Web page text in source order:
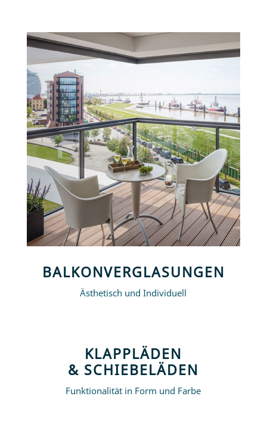
BAL­KON­VER­GLA­SUN­GEN
Äs­the­tisch und Individuell
KLAPP­LÄ­DEN
& SCHIEBELÄDEN
Funk­tio­na­li­tät in Form und Farbe